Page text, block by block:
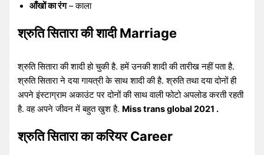
आँखों का रंग– काला
श्रुति सितारा की शादी Marriage
श्रुति सितारा की शादी हो चुकी है. हमें उनकी शादी की तारीख नहीं पता है.
श्रुति सितारा ने दया गायत्री के साथ शादी की है. श्रुति तथा दया दोनों ही
अपने इंस्टाग्राम अकाउंट पर दोनों की साथ वाली फोटो अपलोड करती रहती
है. वह अपने जीवन में बहुत खुश है. Miss trans global 2021 .
श्रुति सितारा का करियर Career